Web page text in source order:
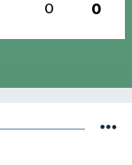
0 0